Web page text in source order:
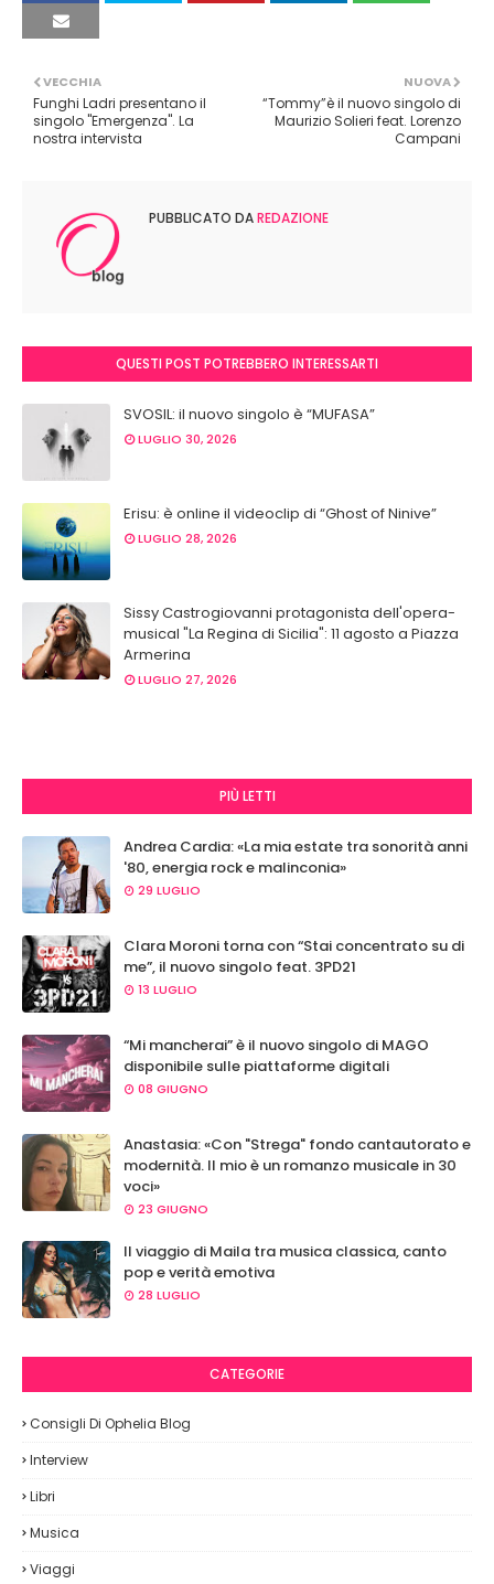
NUOVA
“Tommy”è il nuovo singolo di
Maurizio Solieri feat. Lorenzo
Campani
VECCHIA
Funghi Ladri presentano il
singolo "Emergenza". La
nostra intervista
PUBBLICATO DAREDAZIONE
QUESTI POST POTREBBERO INTERESSARTI
SVOSIL: il nuovo singolo è “MUFASA”
LUGLIO 30, 2026
Erisu: è online il videoclip di “Ghost of Ninive”
LUGLIO 28, 2026
Sissy Castrogiovanni protagonista dell'opera-
musical "La Regina di Sicilia": 11 agosto a Piazza
Armerina
LUGLIO 27, 2026
PIÙ LETTI
Andrea Cardia: «La mia estate tra sonorità anni
'80, energia rock e malinconia»
29 LUGLIO
Clara Moroni torna con “Stai concentrato su di
me”, il nuovo singolo feat. 3PD21
13 LUGLIO
“Mi mancherai” è il nuovo singolo di MAGO
disponibile sulle piattaforme digitali
08 GIUGNO
Anastasia: «Con "Strega" fondo cantautorato e
modernità. Il mio è un romanzo musicale in 30
voci»
23 GIUGNO
Il viaggio di Maila tra musica classica, canto
pop e verità emotiva
28 LUGLIO
CATEGORIE
Consigli Di Ophelia Blog
Interview
Libri
Musica
Viaggi